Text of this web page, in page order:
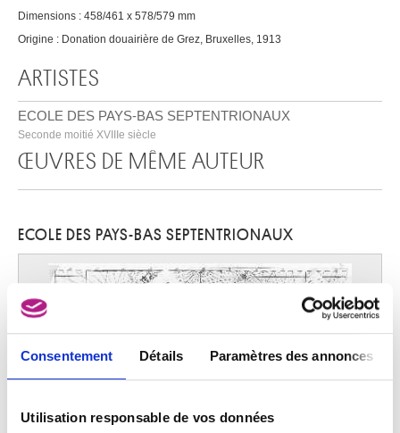
Consentement Détails Paramètres des annonces
Utilisation responsable de vos données
Dimensions : 458/461 x 578/579 mm
Origine : Donation douairière de Grez, Bruxelles, 1913
ARTISTES
ECOLE DES PAYS-BAS SEPTENTRIONAUX
Seconde moitié XVIIIe siècle
ŒUVRES DE MÊME AUTEUR
ECOLE DES PAYS-BAS SEPTENTRIONAUX